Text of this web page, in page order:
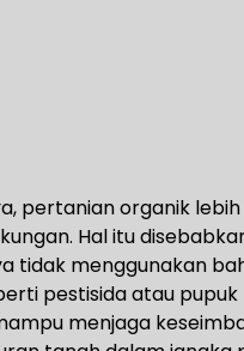
pertanian organik
Hal itu
tidak menggunakan
pestisida atau pupuk
menjaga